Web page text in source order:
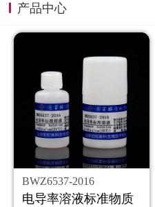
产品中心
BWZ6537-2016
电导率溶液标准物质
新闻资讯
公司主页
购物车
会员中心
联系我们